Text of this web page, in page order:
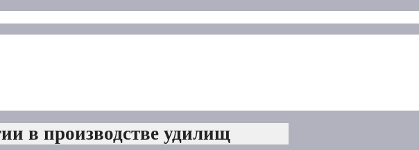
в производстве удилищ